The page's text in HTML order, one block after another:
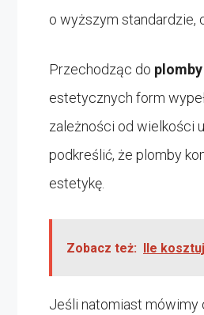
o wyższym standardzie,
Przechodząc do
estetycznych form
zależności od wielkości
podkreślić, że plomby
estetykę.
Zobacz też: Ile
Jeśli natomiast mówimy